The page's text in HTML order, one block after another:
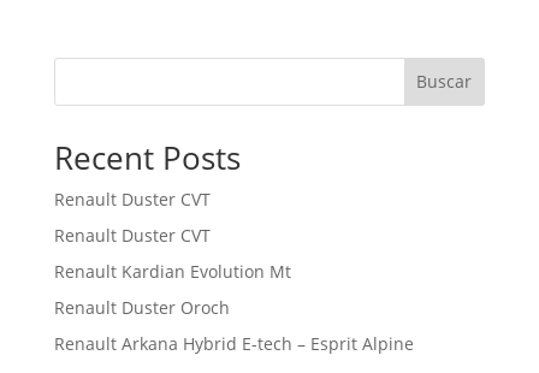
Buscar
Recent Posts
Renault Duster CVT
Renault Duster CVT
Renault Kardian Evolution Mt
Renault Duster Oroch
Renault Arkana Hybrid E-tech – Esprit Alpine